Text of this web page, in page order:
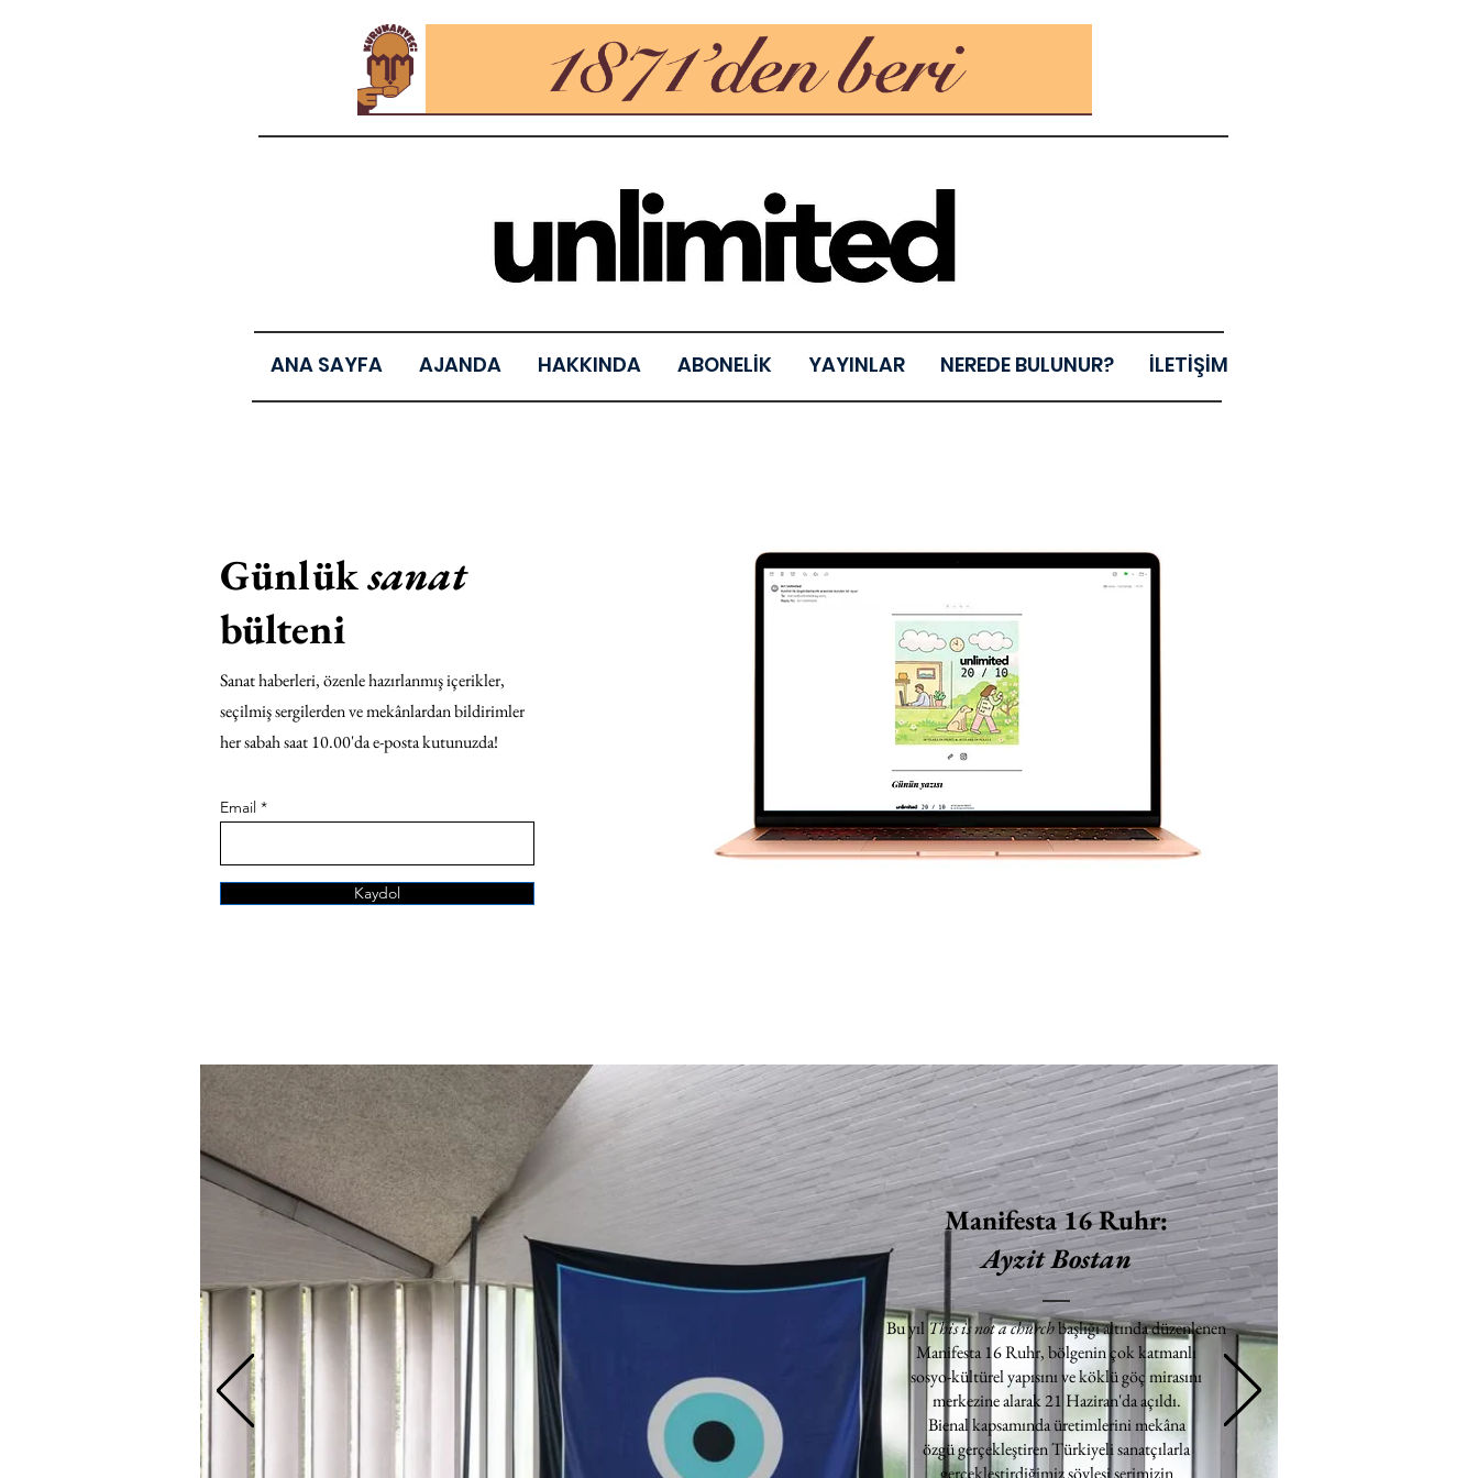
ANA SAYFA AJANDA HAKKINDA ABONELİK YAYINLAR NEREDE BULUNUR? İLETİŞİM
Günlüksanat
bülteni
Sanat haberleri, özenle hazırlanmış içerikler,
seçilmiş sergilerden ve mekânlardan bildirimler
her sabah saat 10.00'da e-posta kutunuzda!
Email
Kaydol
Manifesta 16 Ruhr:
Ayzit Bostan
Bu yılThis is not a churchbaşlığı altında düzenlenen
Manifesta 16 Ruhr, bölgenin çok katmanlı
sosyo-kültürel yapısını ve köklü göç mirasını
merkezine alarak 21 Haziran'da açıldı.
Bienal kapsamında üretimlerini mekâna
özgü gerçekleştiren Türkiyeli sanatçılarla
gerçekleştirdiğimiz söyleşi serimizin